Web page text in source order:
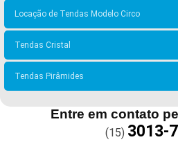
Locação de Tendas Modelo Circo
Tendas Cristal
Tendas Pirâmides
Entre em contato
(15) 3013-